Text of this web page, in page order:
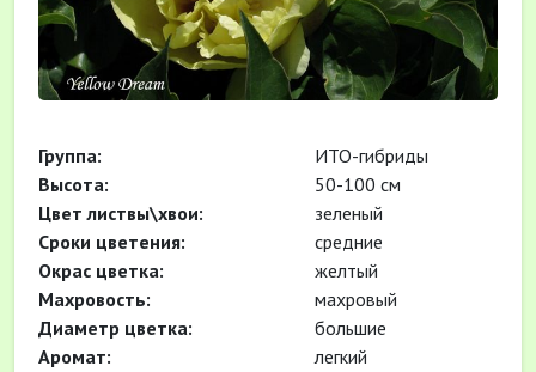
Группа:
ИТО-гибриды
Высота:
50-100 см
Цвет листвы\хвои:
зеленый
Cроки цветения:
средние
Окрас цветка:
желтый
Махровость:
махровый
Диаметр цветка:
большие
Аромат:
легкий